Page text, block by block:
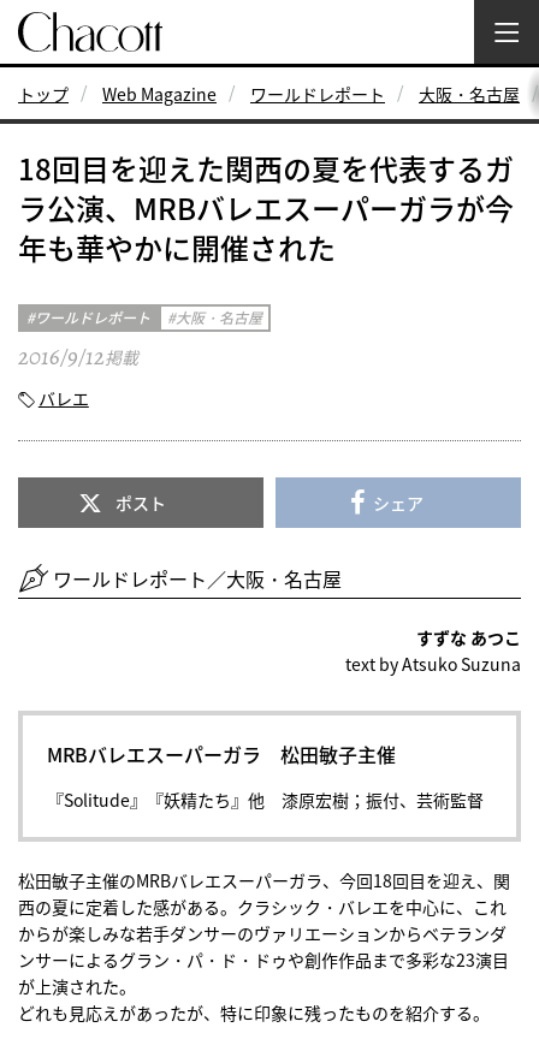
トップ Web Magazine ワールドレポート 大阪・名古屋
18回目を迎えた関西の夏を代表するガ
ラ公演、MRBバレエスーパーガラが今
年も華やかに開催された
ワールドレポート 大阪・名古屋
2016/9/12掲載
バレエ
ポスト シェア
ワールドレポート／大阪・名古屋
すずな あつこ
text by Atsuko Suzuna
MRBバレエスーパーガラ 松田敏子主催
『Solitude』『妖精たち』他 漆原宏樹；振付、芸術監督
松田敏子主催のMRBバレエスーパーガラ、今回18回目を迎え、関
西の夏に定着した感がある。クラシック・バレエを中心に、これ
からが楽しみな若手ダンサーのヴァリエーションからベテランダ
ンサーによるグラン・パ・ド・ドゥや創作作品まで多彩な23演目
が上演された。
どれも見応えがあったが、特に印象に残ったものを紹介する。